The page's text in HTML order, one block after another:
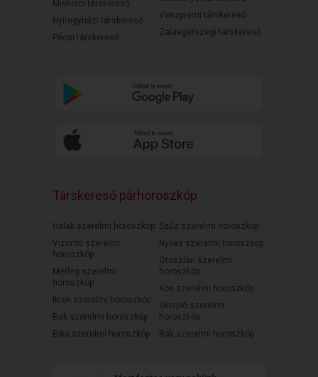
Miskolci társkereső
Nyíregyházi társkereső
Pécsi társkereső
Veszprémi társkereső
Zalaegerszegi társkereső
Társkereső párhoroszkóp
Halak szerelmi horoszkóp
Vízöntő szerelmi
horoszkóp
Mérleg szerelmi
horoszkóp
Ikrek szerelmi horoszkóp
Bak szerelmi horoszkóp
Bika szerelmi horoszkóp
Szűz szerelmi horoszkóp
Nyilas szerelmi horoszkóp
Oroszlán szerelmi
horoszkóp
Kos szerelmi horoszkóp
Skorpió szerelmi
horoszkóp
Rák szerelmi horoszkóp